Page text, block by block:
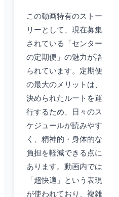
この動画特有のストー
リーとして、現在募集
されている「センター
の定期便」の魅力が語
られています。定期便
の最大のメリットは、
決められたルートを運
行するため、日々のス
ケジュールが読みやす
く、精神的・身体的な
負担を軽減できる点に
あります。動画内では
「超快適」という表現
が使われており、複雑